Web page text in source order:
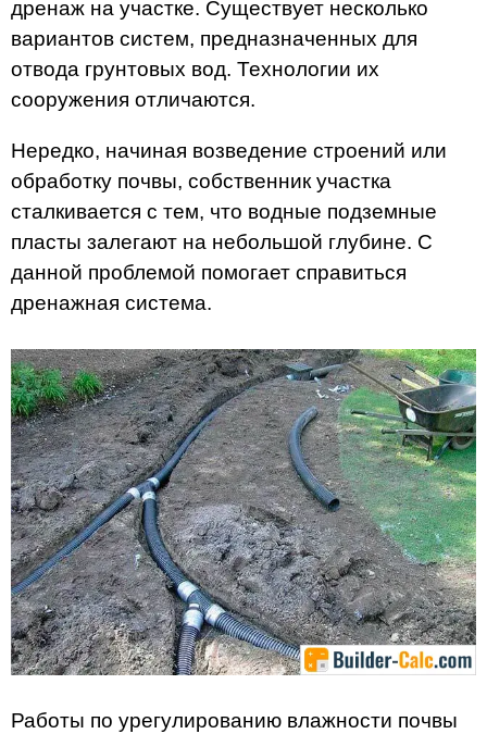
дренаж на участке. Существует несколько
вариантов систем, предназначенных для
отвода грунтовых вод. Технологии их
сооружения отличаются.
Нередко, начиная возведение строений или
обработку почвы, собственник участка
сталкивается с тем, что водные подземные
пласты залегают на небольшой глубине. С
данной проблемой помогает справиться
дренажная система.
Работы по урегулированию влажности почвы